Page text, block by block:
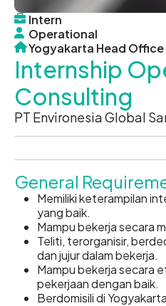
Intern
Operational
Yogyakarta Head Office
Internship
Consulting
PT Environesia Global
General
Memiliki keterampilan
yang baik.
Mampu bekerja secara
Teliti, terorganisir,
dan jujur dalam bekerja.
Mampu bekerja secara
pekerjaan dengan baik.
Berdomisili di